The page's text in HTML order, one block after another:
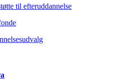
til efteruddannelse